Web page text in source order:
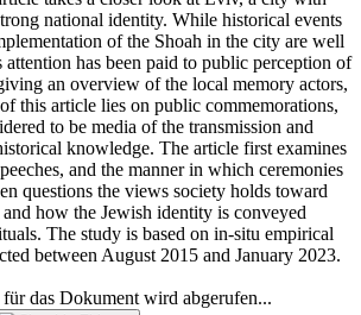
national identity. While historical events
of the Shoah in the city are well
attention has been paid to public perception of
an overview of the local memory actors,
this article lies on public commemorations,
to be media of the transmission and
knowledge. The article first examines
and the manner in which ceremonies
questions the views society holds toward
and how the Jewish identity is conveyed
The study is based on in-situ empirical
between August 2015 and January 2023.
das Dokument wird abgerufen...